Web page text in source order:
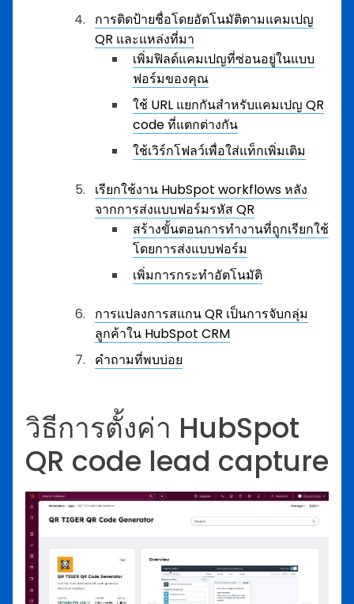
การติดป้ายชื่อโดยอัตโนมัติตามแคมเปญ
QR และแหล่งที่มา
เพิ่มฟิลด์แคมเปญที่ซ่อนอยู่ในแบบ
ฟอร์มของคุณ
ใช้ URL แยกกันสำหรับแคมเปญ QR
code ที่แตกต่างกัน
ใช้เวิร์กโฟลว์เพื่อใส่แท็กเพิ่มเติม
เรียกใช้งาน HubSpot workflows หลัง
จากการส่งแบบฟอร์มรหัส QR
สร้างขั้นตอนการทำงานที่ถูกเรียกใช้
โดยการส่งแบบฟอร์ม
เพิ่มการกระทำอัตโนมัติ
การแปลงการสแกน QR เป็นการจับกลุ่ม
ลูกค้าใน HubSpot CRM
คำถามที่พบบ่อย
วิธีการตั้งค่า HubSpot
QR code lead capture